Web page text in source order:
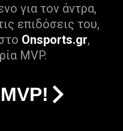
για τον άντρα,
επιδόσεις του,
Onsports.gr,
MVP.